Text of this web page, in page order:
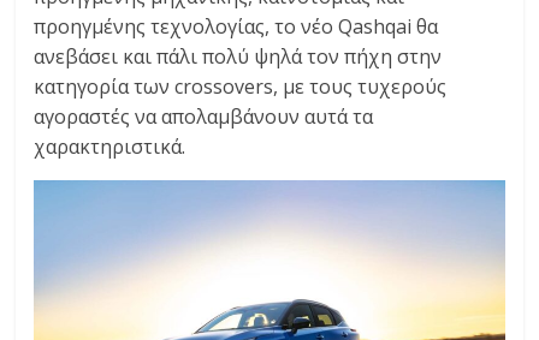
προηγμένης τεχνολογίας, το νέο Qashqai θα
ανεβάσει και πάλι πολύ ψηλά τον πήχη στην
κατηγορία των crossovers, με τους τυχερούς
αγοραστές να απολαμβάνουν αυτά τα
χαρακτηριστικά.